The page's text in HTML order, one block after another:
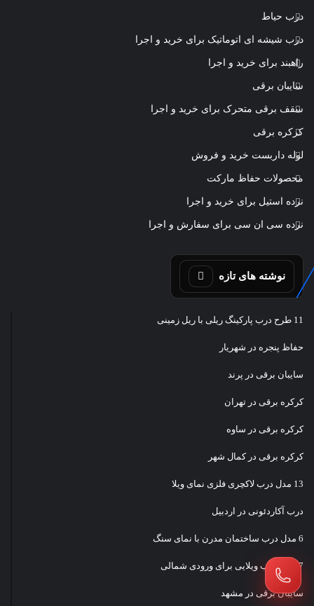
درب حیاط
درب شیشه ای اتوماتیک برای خرید و اجرا
راهبند برای خرید و اجرا
سایبان برقی
سقف برقی متحرک برای خرید و اجرا
کرکره برقی
لوله داربست خرید و فروش
محصولات حفاظ مارکت
نرده استیل برای خرید و اجرا
نرده سی ان سی برای سفارش و اجرا
نوشته های تازه
11 طرح درب پارکینگ ریلی با ریل زمینی
حفاظ پنجره در شهریار
سایبان برقی در پرند
کرکره برقی در تهران
کرکره برقی در ساوه
کرکره برقی در کمال شهر
13 مدل درب لاکچری فلزی نمای ویلا
درب آکاردئونی در اردبیل
6 مدل درب ساختمان مدرن با نمای سنگ
7 طرح درب ویلایی برای ورودی شمالی
سایبان برقی در مشهد